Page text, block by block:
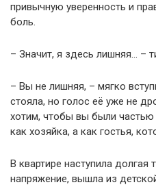
привычную уверенность и
боль.
– Значит, я здесь лишняя… –
– Вы не лишняя, – мягко
стояла, но голос её уже не
хотим, чтобы вы были
как хозяйка, а как гостья,
В квартире наступила
напряжение, вышла из